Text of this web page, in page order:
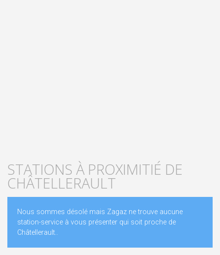
STATIONS À PROXIMITIÉ DE
CHÂTELLERAULT
Nous sommes désolé mais Zagaz ne trouve aucune
station-service à vous présenter qui soit proche de
Châtellerault..